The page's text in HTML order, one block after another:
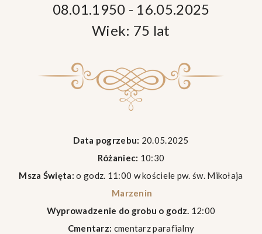
08.01.1950 - 16.05.2025
Wiek: 75 lat
Data pogrzebu: 20.05.2025
Różaniec: 10:30
Msza Święta: o godz. 11:00 w kościele pw. św. Mikołaja
Marzenin
Wyprowadzenie do grobu o godz. 12:00
Cmentarz: cmentarz parafialny